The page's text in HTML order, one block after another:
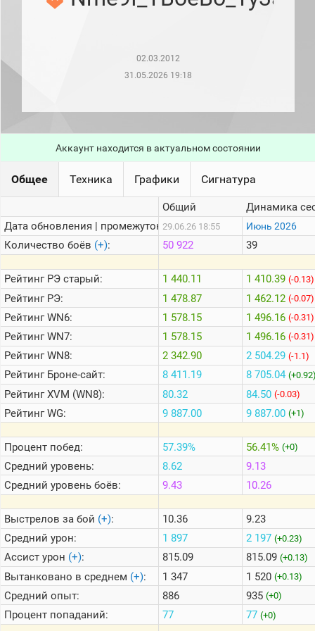
месяц)
сессии)
Кланы
Статистика
Информация
Онлайн
Цветовая
шкала
Теlegram
ВК
Портал
Мира
Танков
02.03.2012
31.05.2026 19:18
Аккаунт находится в актуальном состоянии
Общее Техника Графики Сигнатура
Дата обновления | промежуток:
Количество боёв (+):
РейтингРЭ старый:
РейтингРЭ:
РейтингWN6:
РейтингWN7:
РейтингWN8:
РейтингБроне-сайт:
РейтингXVM (WN8):
РейтингWG:
Процент побед:
Средний уровень:
Средний уровень боёв:
Выстрелов за бой (+):
Средний урон:
Ассист урон (+):
Вытанковано в среднем (+):
Средний опыт:
Процент попаданий:
Общий
29.06.26 18:55
50 922
1 440.11
1 478.87
1 578.15
1 578.15
2 342.90
8 411.19
80.32
9 887.00
57.39%
8.62
9.43
10.36
1 897
815.09
1 347
886
77
Динамика
Июнь 2026
39
1 410.39 (-0.13)
1 462.12 (-0.07)
1 496.16 (-0.31)
1 496.16 (-0.31)
2 504.29 (-1.1)
8 705.04
84.50 (-0.03)
9 887.00 (+1)
56.41% (+0)
9.13
10.26
9.23
2 197 (+0.23)
815.09 (+0.13)
1 520 (+0.13)
935 (+0)
77 (+0)